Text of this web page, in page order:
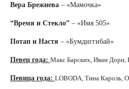
Вера Брежнева – «Мамочка»
“Время и Стекло” – «Имя 505»
Потап и Настя – «Бумдиггибай»
Певец года: Макс Барских, Иван Дорн,
Певица года: LOBODA, Тина Кароль,